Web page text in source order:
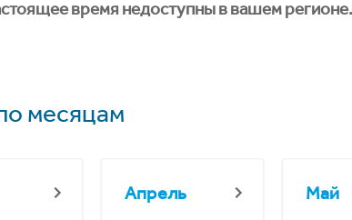
время недоступны в вашем регионе.
месяцам
Апрель Май